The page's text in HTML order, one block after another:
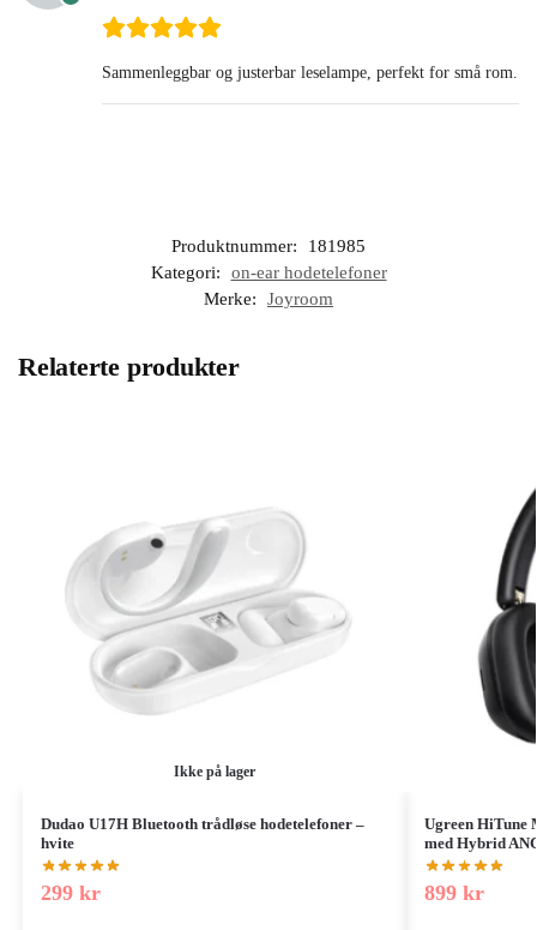
Sammenleggbar og justerbar leselampe, perfekt for små rom.
Produktnummer:
181985
Kategori:
on-ear hodetelefoner
Merke:
Joyroom
Relaterte produkter
Ikke på lager
Dudao U17H Bluetooth trådløse hodetelefoner –
hvite
299 kr
Ugreen HiTune
med Hybrid
899 kr